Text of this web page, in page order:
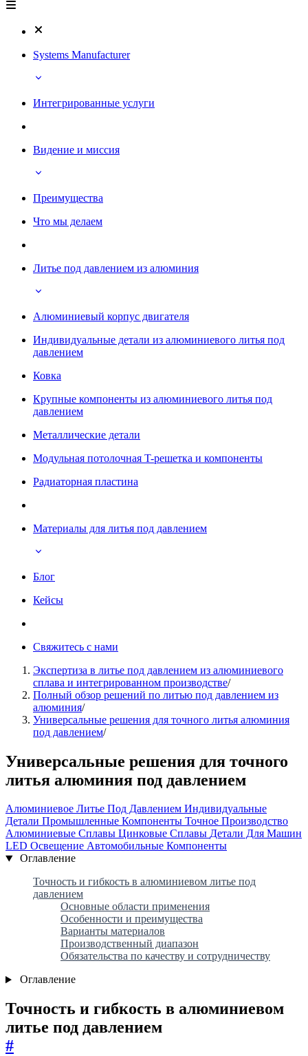
Systems Manufacturer
Интегрированные услуги
Видение и миссия
Преимущества
Что мы делаем
Литье под давлением из алюминия
Алюминиевый корпус двигателя
Индивидуальные детали из алюминиевого литья под
давлением
Ковка
Крупные компоненты из алюминиевого литья под
давлением
Металлические детали
Модульная потолочная T-решетка и компоненты
Радиаторная пластина
Материалы для литья под давлением
Блог
Кейсы
Свяжитесь с нами
Экспертиза в литье под давлением из алюминиевого
сплава и интегрированном производстве/
Полный обзор решений по литью под давлением из
алюминия/
Универсальные решения для точного литья алюминия
под давлением/
Универсальные решения для точного
литья алюминия под давлением
Алюминиевое Литье Под Давлением Индивидуальные
Детали Промышленные Компоненты Точное Производство
Алюминиевые Сплавы Цинковые Сплавы Детали Для Машин
LED Освещение Автомобильные Компоненты
Оглавление
Точность и гибкость в алюминиевом литье под
давлением
Основные области применения
Особенности и преимущества
Варианты материалов
Производственный диапазон
Обязательства по качеству и сотрудничеству
Оглавление
Точность и гибкость в алюминиевом
литье под давлением
#